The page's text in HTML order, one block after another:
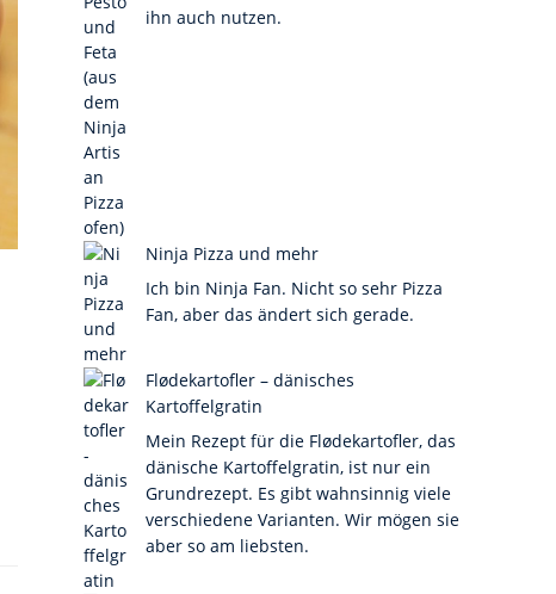
ihn auch nutzen.
Ninja Pizza und mehr
Ich bin Ninja Fan. Nicht so sehr Pizza
Fan, aber das ändert sich gerade.
Flødekartofler – dänisches
Kartoffelgratin
Mein Rezept für die Flødekartofler, das
dänische Kartoffelgratin, ist nur ein
Grundrezept. Es gibt wahnsinnig viele
verschiedene Varianten. Wir mögen sie
aber so am liebsten.